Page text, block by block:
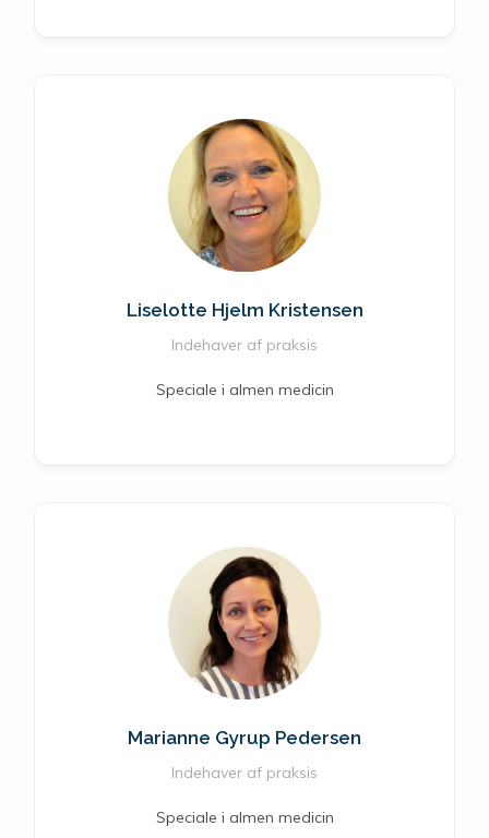
Liselotte Hjelm Kristensen
Indehaver af praksis
Speciale i almen medicin
Marianne Gyrup Pedersen
Indehaver af praksis
Speciale i almen medicin